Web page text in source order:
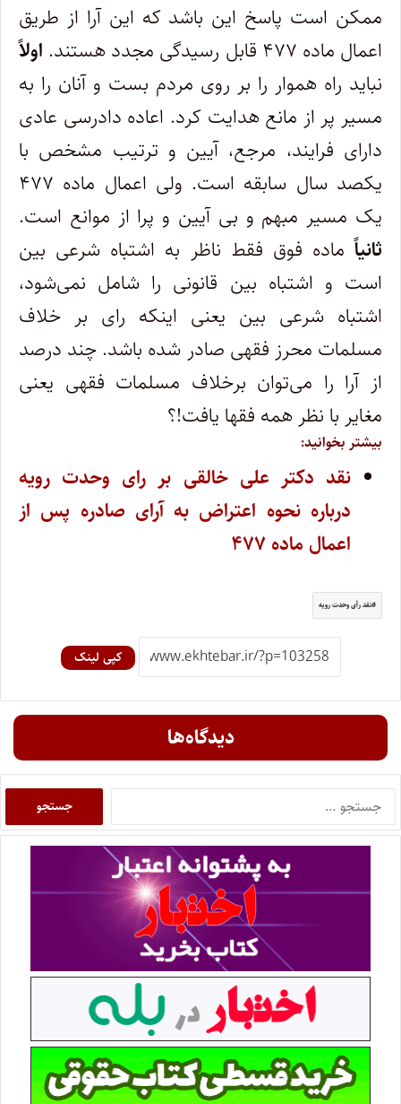
ممکن است پاسخ این باشد که این آرا از طریق
اعمال ماده ۴۷۷ قابل رسیدگی مجدد هستند.
اولاً
نباید راه هموار را بر روی مردم بست و آنان را به
مسیر پر از مانع هدایت کرد. اعاده دادرسی عادی
دارای فرایند، مرجع، آیین و ترتیب مشخص با
یکصد سال سابقه است. ولی اعمال ماده ۴۷۷
یک مسیر مبهم و بی آیین و پرا از موانع است.
ثانیاً ماده فوق فقط ناظر به اشتباه شرعی بین
است و اشتباه بین قانونی را شامل نمی‌شود،
اشتباه شرعی بین یعنی اینکه رای بر خلاف
مسلمات محرز فقهی صادر شده باشد. چند درصد
از آرا را می‌توان برخلاف مسلمات فقهی یعنی
مغایر با نظر همه فقها یافت!؟
بیشتر بخوانید:
نقد دکتر علی خالقی بر رای وحدت رویه
درباره نحوه اعتراض به آرای صادره پس از
اعمال ماده ۴۷۷
نقد رأی وحدت رویه
کپی لینک
دیدگاه‌ها